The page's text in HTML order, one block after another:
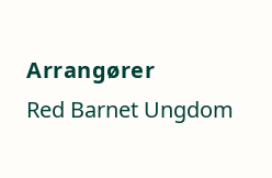
Arrangører
Red Barnet Ungdom